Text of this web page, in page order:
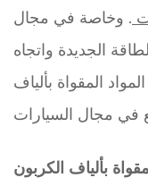
. وخاصة في مجال
الجديدة واتجاه
المقواة بألياف